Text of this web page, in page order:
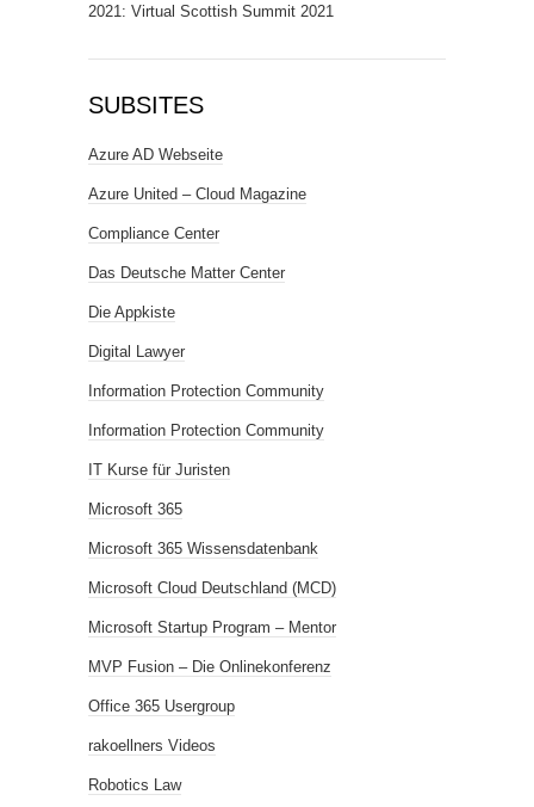
2021: Virtual Scottish Summit 2021
SUBSITES
Azure AD Webseite
Azure United – Cloud Magazine
Compliance Center
Das Deutsche Matter Center
Die Appkiste
Digital Lawyer
Information Protection Community
Information Protection Community
IT Kurse für Juristen
Microsoft 365
Microsoft 365 Wissensdatenbank
Microsoft Cloud Deutschland (MCD)
Microsoft Startup Program – Mentor
MVP Fusion – Die Onlinekonferenz
Office 365 Usergroup
rakoellners Videos
Robotics Law